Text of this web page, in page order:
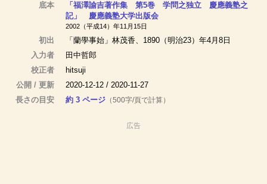
底本
「福澤諭吉著作集 第5巻 学問之独立 慶應義塾之
記」 慶應義塾大学出版会
2002（平成14）年11月15日
初出
「蘭學事始」林茂香、1890（明治23）年4月8日
入力者
田中哲郎
校正者
hitsuji
公開 / 更新
2020-12-12 / 2020-11-27
長さの目安
約 3 ページ （500字/頁で計算）
広告